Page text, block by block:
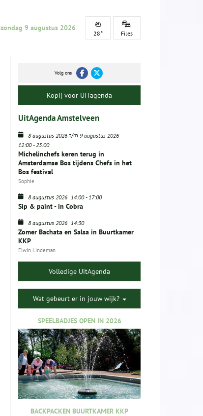
zondag 9 augustus 2026
28° Files
Volg ons
Kopij voor UITagenda
UitAgenda Amstelveen
8 augustus 2026 t/m 9 augustus 2026
12:00-23:00
Michelinchefs keren terug in
Amsterdamse Bos tijdens Chefs in het
Bos festival
Sophie
8 augustus 2026 14:00-17:00
Sip & paint - in Cobra
8 augustus 2026 14:30
Zomer Bachata en Salsa in Buurtkamer
KKP
Elwin Lindeman
Volledige UitAgenda
Wat gebeurt er in jouw wijk?
SPEELBADJES OPEN IN 2026
BACKPACKEN BUURTKAMER KKP